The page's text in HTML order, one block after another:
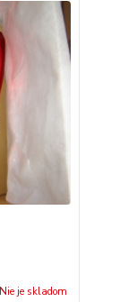
Nie je skladom